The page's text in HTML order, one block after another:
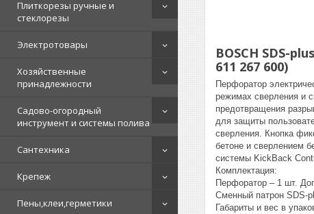
Плиткорезы ручные и
стеклорезы
Электротовары
Хозяйственные
принадлежности
Садово-огородный
инструмент и системы полива
Сантехника
Крепеж
Пены,клеи,герметики
BOSCH SDS-
611 267 600)
Перфоратор
режимах сверления и
предотвращения
для защиты
сверления. Кнопка
бетоне и сверлением
системы KickBack
Комплектация:
Перфоратор – 1 шт.
Сменный патрон SDS-
Габариты и вес в